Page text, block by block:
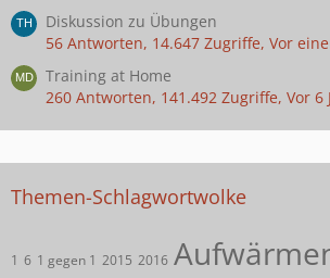
Diskussion zu Übungen
56 Antworten, 14.647 Zugriffe, Vor
Training at Home
260 Antworten, 141.492 Zugriffe, Vor 6
Themen-Schlagwortwolke
1 6 1 gegen 1 2015 2016